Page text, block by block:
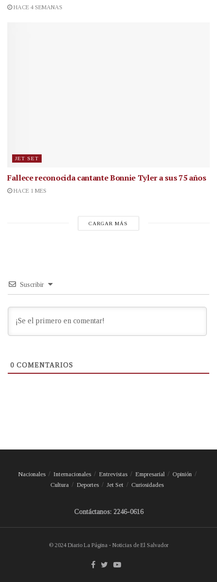
HACE 4 SEMANAS
JET SET
Fallece reconocida cantanteBonnie Tyler a sus 75 años
HACE 1 MES
CARGAR MÁS
Suscribir
0 COMENTARIOS
Nacionales Internacionales Entrevistas Empresarial
Opinión
Cultura
Deportes Jet Set Curiosidades
Contáctanos: 2246-0616
© 2024 Diario La Página - Noticias de El Salvador